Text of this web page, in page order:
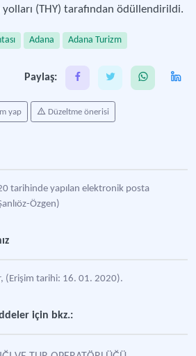
yolları (THY) tarafından ödüllendirildi.
Adana Adana Turizm
Paylaş:
yap Düzeltme önerisi
tarihinde yapılan elektronik posta
Özgen)
tarihi: 16. 01. 2020).
için bkz.: